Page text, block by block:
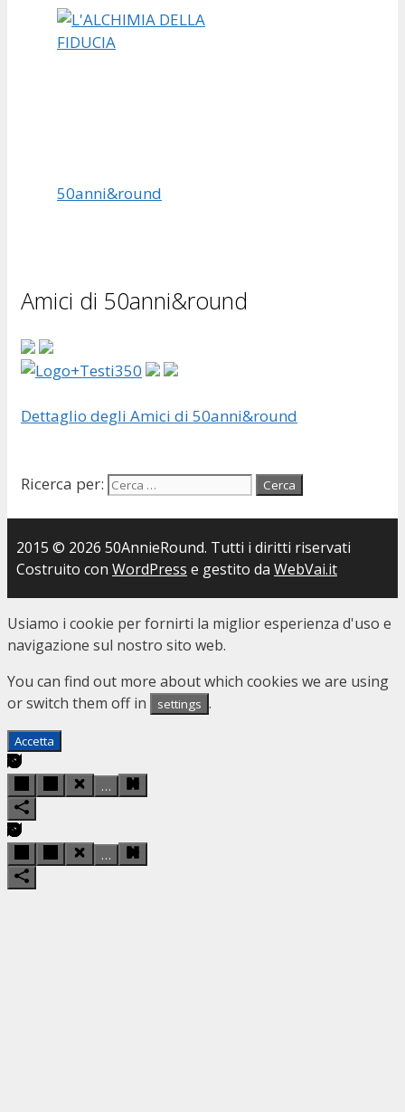
50anni&round
Amici di 50anni&round
Dettaglio degli Amici di 50anni&round
Ricerca per:
2015 © 2026 50AnnieRound. Tutti i diritti riservati
Costruito con WordPress e gestito da WebVai.it
Usiamo i cookie per fornirti la miglior esperienza d'uso e
navigazione sul nostro sito web.
You can find out more about which cookies we are using
or switch them off in
settings .
Accetta
…
…